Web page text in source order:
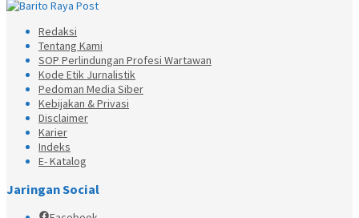
Redaksi
Tentang Kami
SOP Perlindungan Profesi Wartawan
Kode Etik Jurnalistik
Pedoman Media Siber
Kebijakan & Privasi
Disclaimer
Karier
Indeks
E- Katalog
Jaringan Social